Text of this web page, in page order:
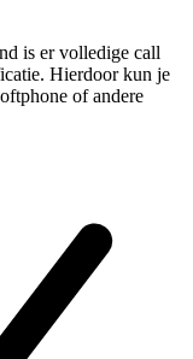
is er volledige call
Hierdoor kun je
of andere